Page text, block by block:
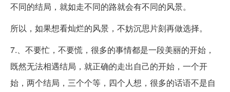
不同的结局，就如走不同的路就会有不同的风景。
所以，如果想看灿烂的风景，不妨沉思片刻再做选择。
7.、不要忙，不要慌，很多的事情都是一段美丽的开始，
既然无法相遇结局，就正确的走出自己的开始，一个开
始，两个结局，三个个等，四个人想，很多的话语不是自